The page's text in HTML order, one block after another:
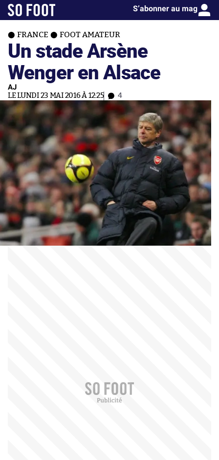
S’abonner au mag
FRANCE FOOT AMATEUR
Un stade Arsène
Wenger en Alsace
AJ
LE LUNDI 23 MAI 2016 À 12:25 4